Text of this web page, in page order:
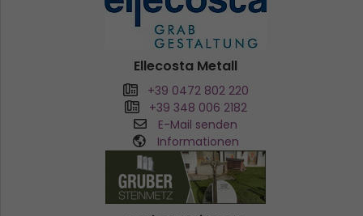
Ellecosta Metall
+39 0472 802 220
+39 348 006 2182
E-Mail senden
Informationen